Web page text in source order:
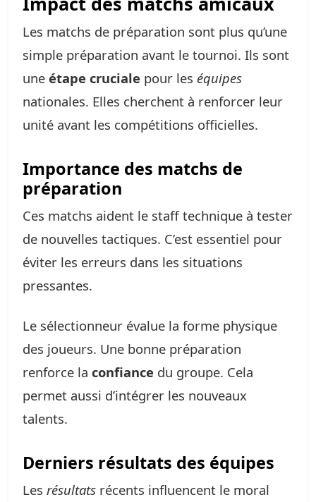
Les matchs de préparation sont plus qu’une
simple préparation avant le tournoi. Ils sont
une étape cruciale pour les équipes
nationales. Elles cherchent à renforcer leur
unité avant les compétitions officielles.
Importance des matchs de
préparation
Ces matchs aident le staff technique à tester
de nouvelles tactiques. C’est essentiel pour
éviter les erreurs dans les situations
pressantes.
Le sélectionneur évalue la forme physique
des joueurs. Une bonne préparation
renforce la confiance du groupe. Cela
permet aussi d’intégrer les nouveaux
talents.
Derniers résultats des équipes
Les résultats récents influencent le moral